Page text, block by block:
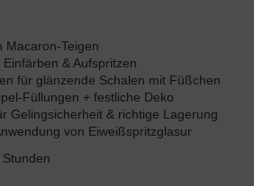
Macaron-Teigen
& Aufspritzen
für glänzende Schalen mit Füßchen
Füllungen + festliche Deko
Gelingsicherheit & richtige Lagerung
von Eiweißspritzglasur